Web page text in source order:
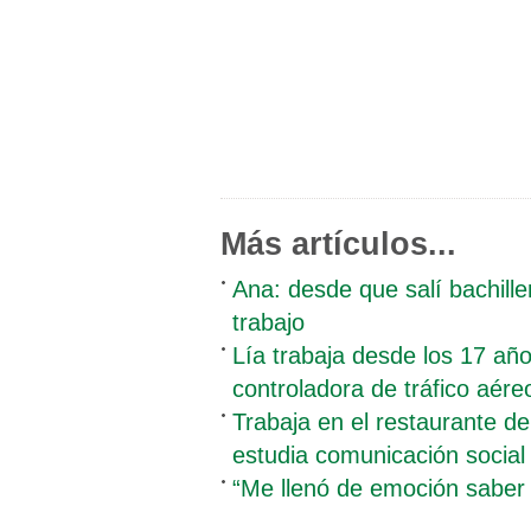
Más artículos...
Ana: desde que salí
trabajo
Lía trabaja desde los 17
controladora de tráfico
Trabaja en el restaurante
estudia comunicación social
“Me llenó de emoción